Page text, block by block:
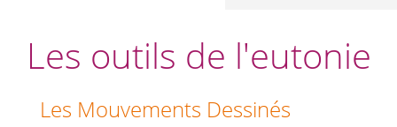
Les outils de l'eutonie
Les Mouvements Dessinés